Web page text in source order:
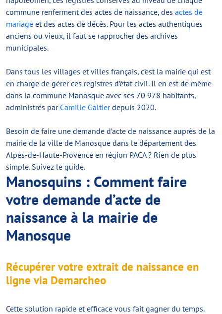
commune renferment des actes de naissance, des actes de
mariage et des actes de décès. Pour les actes authentiques
anciens ou vieux, il faut se rapprocher des archives
municipales.
Dans tous les villages et villes français, c’est la mairie qui est
en charge de gérer ces registres d’état civil. Il en est de même
dans la commune Manosque avec ses 70 978 habitants,
administrés par Camille Galtierdepuis 2020.
Besoin de faire une demande d’acte de naissance auprès de la
mairie de la ville de Manosque dans le département des
Alpes-de-Haute-Provence en région PACA ? Rien de plus
simple. Suivez le guide.
Manosquins : Comment faire
votre demande d’acte de
naissance à la mairie de
Manosque
Récupérer votre extrait de naissance en
ligne via Demarcheo
Cette solution rapide et efficace vous fait gagner du temps.